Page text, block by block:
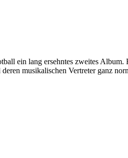
ein lang ersehntes zweites
musikalischen Vertreter ganz